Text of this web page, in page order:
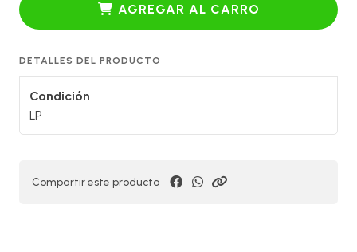
AGREGAR AL CARRO
DETALLES DEL PRODUCTO
Condición
LP
Compartir este producto